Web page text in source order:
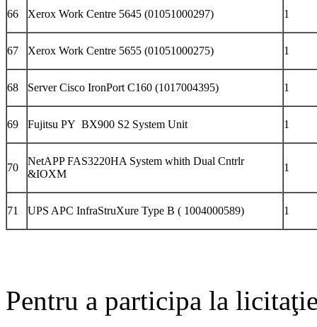
66 Xerox Work Centre 5645 (01051000297) 1
67 Xerox Work Centre 5655 (01051000275) 1
68 Server Cisco IronPort C160 (1017004395) 1
69 Fujitsu PY BX900 S2 System Unit 1
70
NetAPP FAS3220HA System whith Dual Cntrlr
&IOXM
1
71 UPS APC InfraStruXure Type B ( 1004000589) 1
Pentru a participa la